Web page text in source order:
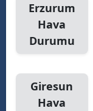
Erzurum
Hava
Durumu
Giresun
Hava